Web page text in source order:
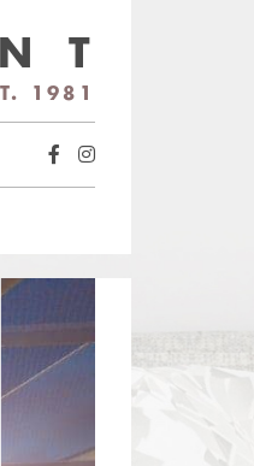
1981